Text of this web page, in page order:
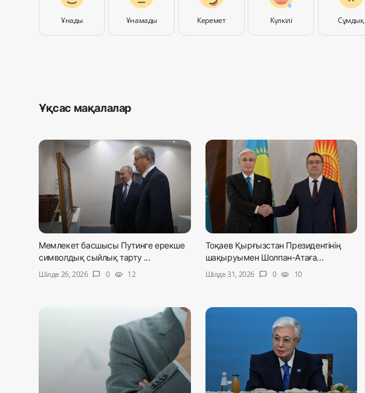
Ұнады Ұнамады Керемет Күлкілі Сұмдық
Ұқсас мақалалар
Мемлекет басшысы Путинге ерекше
символдық сыйлық тарту ...
Шілде 26, 2026 chat_bubble 0 visibility 12
Тоқаев Қырғызстан Президентінің
шақыруымен Шолпан-Атаға...
Шілде 31, 2026 chat_bubble 0 visibility 10